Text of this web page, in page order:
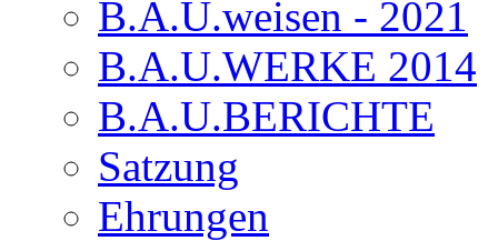
B.A.U.weisen - 2021
B.A.U.WERKE 2014
B.A.U.BERICHTE
Satzung
Ehrungen